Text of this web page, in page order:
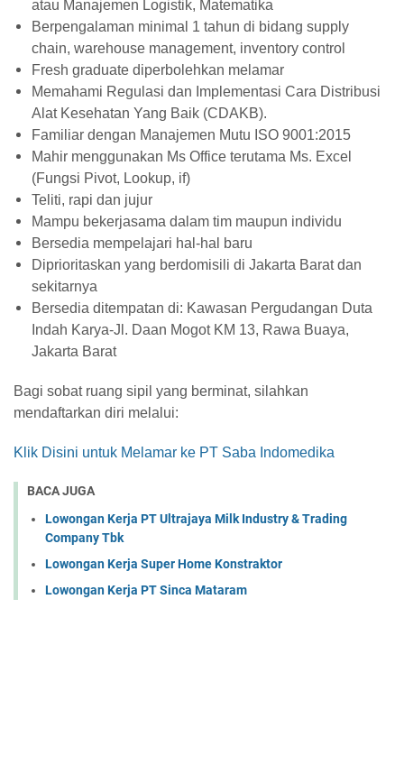
atau Manajemen Logistik, Matematika
Berpengalaman minimal 1 tahun di bidang supply
chain, warehouse management, inventory control
Fresh graduate diperbolehkan melamar
Memahami Regulasi dan Implementasi Cara Distribusi
Alat Kesehatan Yang Baik (CDAKB).
Familiar dengan Manajemen Mutu ISO 9001:2015
Mahir menggunakan Ms Office terutama Ms. Excel
(Fungsi Pivot, Lookup, if)
Teliti, rapi dan jujur
Mampu bekerjasama dalam tim maupun individu
Bersedia mempelajari hal-hal baru
Diprioritaskan yang berdomisili di Jakarta Barat dan
sekitarnya
Bersedia ditempatan di: Kawasan Pergudangan Duta
Indah Karya-Jl. Daan Mogot KM 13, Rawa Buaya,
Jakarta Barat
Bagi sobat ruang sipil yang berminat, silahkan
mendaftarkan diri melalui:
Klik Disini untuk Melamar ke PT Saba Indomedika
BACA JUGA
Lowongan Kerja PT Ultrajaya Milk Industry & Trading
Company Tbk
Lowongan Kerja Super Home Konstraktor
Lowongan Kerja PT Sinca Mataram